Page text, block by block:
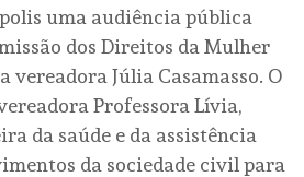
uma audiência pública
dos Direitos da Mulher
vereadora Júlia Casamasso. O
Professora Lívia,
da saúde e da assistência
da sociedade civil para